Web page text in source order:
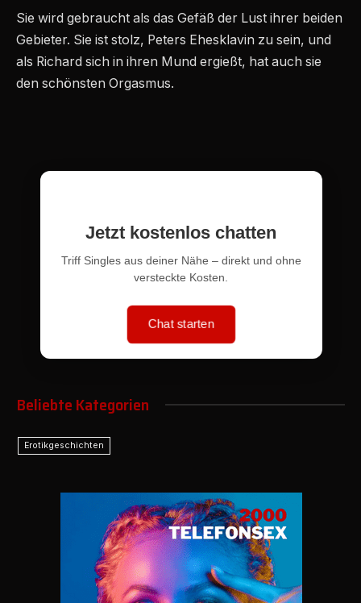
Sie wird gebraucht als das Gefäß der Lust ihrer beiden
Gebieter. Sie ist stolz, Peters Ehesklavin zu sein, und
als Richard sich in ihren Mund ergießt, hat auch sie
den schönsten Orgasmus.
Jetzt kostenlos chatten
Triff Singles aus deiner Nähe – direkt und ohne
versteckte Kosten.
Chat starten
Beliebte Kategorien
Erotikgeschichten